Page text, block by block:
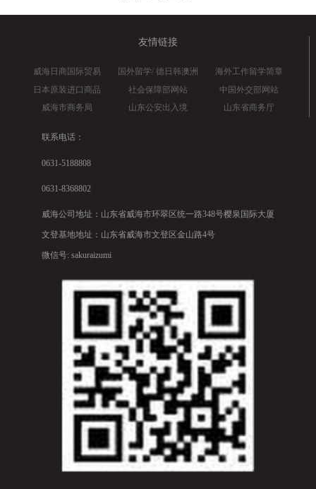
友情链接
威海日商国际贸易 国外留学/ 德日韩澳洲
海外工作留学简章
日本原装进口商品
社会保障部网站
中国外交部网站
威海市商务局
山东公安出入境 山东省商务厅
联系电话：
0631-5188808
0631-8368802
威海公司地址：山东省威海市环翠区统一路348号樱泉国际大厦
文登基地地址：山东省威海市文登区金山路4号
微信号: sakuraizumi